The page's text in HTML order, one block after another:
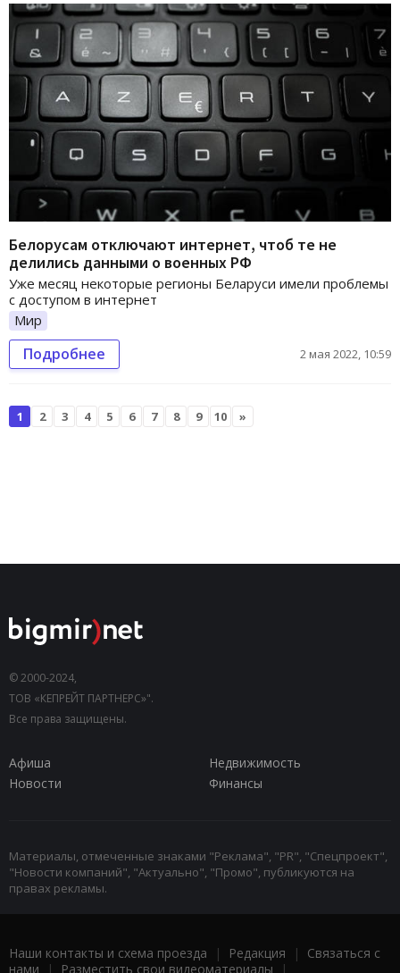
Белорусам отключают интернет, чтоб те не
делились данными о военных РФ
Уже месяц некоторые регионы Беларуси имели проблемы
с доступом в интернет
Мир
Подробнее 2 мая 2022, 10:59
1 2 3 4 5 6 7 8 9 10 »
© 2000-2024,
ТОВ «КЕПРЕЙТ ПАРТНЕРС»".
Все права защищены.
Афиша
Недвижимость
Новости
Финансы
Материалы, отмеченные знаками "Реклама", "PR", "Спецпроект",
"Новости компаний", "Актуально", "Промо", публикуются на
правах рекламы.
Наши контакты и схема проезда | Редакция | Связаться с
нами | Разместить свои видеоматериалы |